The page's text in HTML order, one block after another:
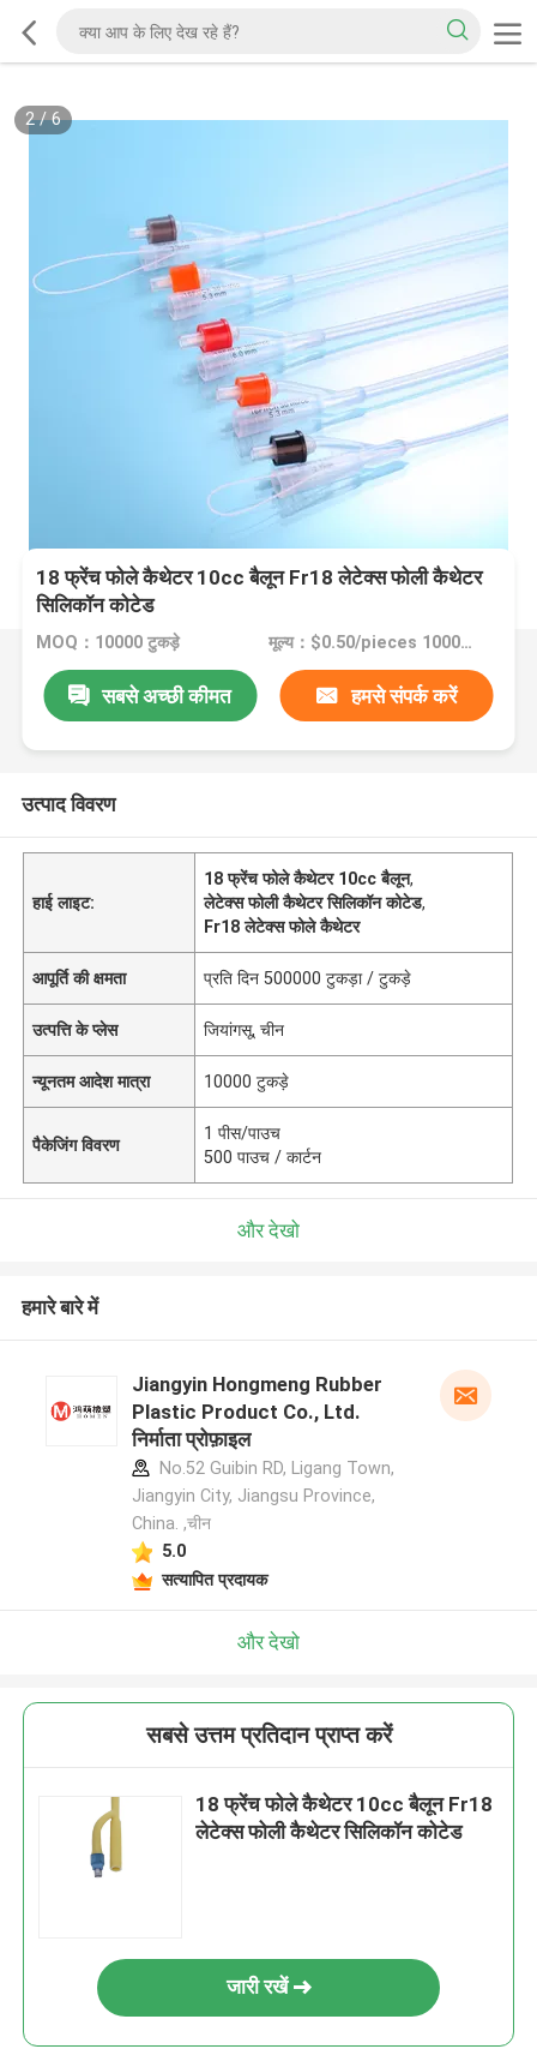
2/6
18 फ्रेंच फोले कैथेटर 10cc बैलून Fr18 लेटेक्स फोली कैथेटर
सिलिकॉन कोटेड
MOQ：10000 टुकड़े मूल्य：$0.50/pieces 10000-49999 pieces
सबसे अच्छी कीमत हमसे संपर्क करें
उत्पाद विवरण
हाई लाइट:
18 फ्रेंच फोले कैथेटर 10cc बैलून,
लेटेक्स फोली कैथेटर सिलिकॉन कोटेड,
Fr18 लेटेक्स फोले कैथेटर
आपूर्ति की क्षमता प्रति दिन 500000 टुकड़ा / टुकड़े
उत्पत्ति के प्लेस जियांगसू, चीन
न्यूनतम आदेश मात्रा 10000 टुकड़े
पैकेजिंग विवरण
1 पीस/पाउच
500 पाउच / कार्टन
और देखो
हमारे बारे में
Jiangyin Hongmeng Rubber
Plastic Product Co., Ltd.
निर्माता प्रोफ़ाइल
No.52 Guibin RD, Ligang Town,
Jiangyin City, Jiangsu Province,
China. ,चीन
5.0
सत्यापित प्रदायक
और देखो
सबसे उत्तम प्रतिदान प्राप्त करें
18 फ्रेंच फोले कैथेटर 10cc बैलून Fr18
लेटेक्स फोली कैथेटर सिलिकॉन कोटेड
जारी रखें